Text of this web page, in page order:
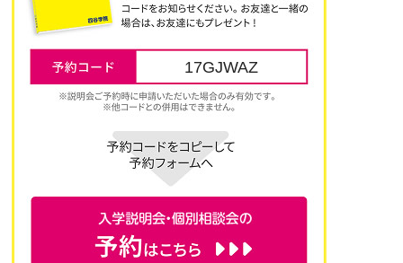
17GJWAZ